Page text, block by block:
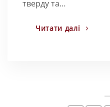
тверду та…
Читати далі